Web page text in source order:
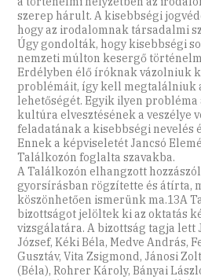
szerep hárult. A kisebbségi
hogy az irodalomnak társadalmi
Úgy gondolták, hogy kisebbségi
nemzeti múlton kesergő
Erdélyben élő íróknak vázolniuk
problémáit, így kell megtalálniuk
lehetőségét. Egyik ilyen probléma
kultúra elvesztésének a veszélye
feladatának a kisebbségi nevelés
Ennek a képviseletét Jancsó
Találkozón foglalta szavakba.
A Találkozón elhangzott
gyorsírásban rögzítette és átírta,
köszönhetően ismerünk ma.13A
bizottságot jelöltek ki az oktatás
vizsgálatára. A bizottság tagja lett
József, Kéki Béla, Medve András,
Gusztáv, Vita Zsigmond, Jánosi
(Béla), Rohrer Károly, Bányai